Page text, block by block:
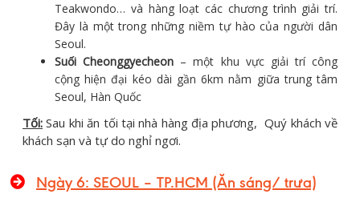
Teakwondo… và hàng loạt các chương trình giải trí.
Đây là một trong những niềm tự hào của người dân
Seoul.
Suối Cheonggyecheon – một khu vực giải trí công
cộng hiện đại kéo dài gần 6km nằm giữa trung tâm
Seoul, Hàn Quốc
Tối: Sau khi ăn tối tại nhà hàng địa phương, Quý khách về
khách sạn và tự do nghỉ ngơi.
Ngày 6: SEOUL – TP.HCM (Ăn sáng/ trưa)